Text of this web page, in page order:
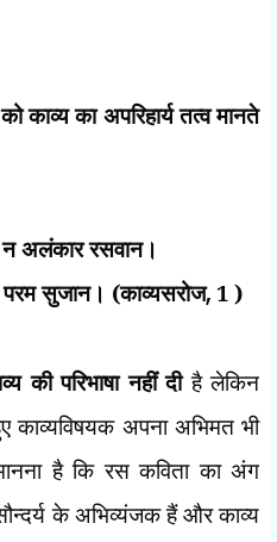
काव्य का अपरिहार्य तत्व मानते
न अलंकार रसवान।
परम सुजान। (काव्यसरोज, 1 )
की परिभाषा नहीं दीहै लेकिन
काव्यविषयक अपना अभिमत भी
है कि रस कविता का अंग
के अभिव्यंजक हैं और काव्य